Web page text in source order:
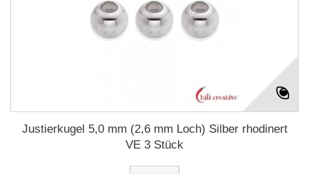
Justierkugel 5,0 mm (2,6 mm Loch) Silber rhodinert
VE 3 Stück